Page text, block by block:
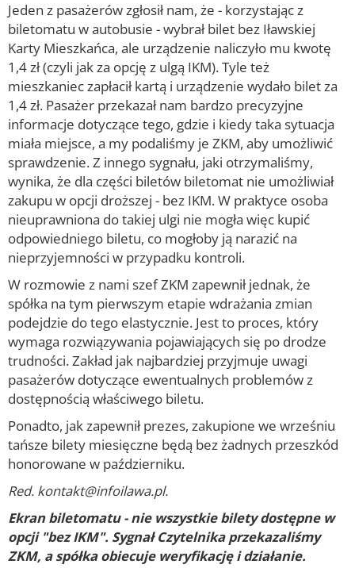
Jeden z pasażerów zgłosił nam, że - korzystając z
biletomatu w autobusie - wybrał bilet bez Iławskiej
Karty Mieszkańca, ale urządzenie naliczyło mu kwotę
1,4 zł (czyli jak za opcję z ulgą IKM). Tyle też
mieszkaniec zapłacił kartą i urządzenie wydało bilet za
1,4 zł. Pasażer przekazał nam bardzo precyzyjne
informacje dotyczące tego, gdzie i kiedy taka sytuacja
miała miejsce, a my podaliśmy je ZKM, aby umożliwić
sprawdzenie. Z innego sygnału, jaki otrzymaliśmy,
wynika, że dla części biletów biletomat nie umożliwiał
zakupu w opcji droższej - bez IKM. W praktyce osoba
nieuprawniona do takiej ulgi nie mogła więc kupić
odpowiedniego biletu, co mogłoby ją narazić na
nieprzyjemności w przypadku kontroli.
W rozmowie z nami szef ZKM zapewnił jednak, że
spółka na tym pierwszym etapie wdrażania zmian
podejdzie do tego elastycznie. Jest to proces, który
wymaga rozwiązywania pojawiających się po drodze
trudności. Zakład jak najbardziej przyjmuje uwagi
pasażerów dotyczące ewentualnych problemów z
dostępnością właściwego biletu.
Ponadto, jak zapewnił prezes, zakupione we wrześniu
tańsze bilety miesięczne będą bez żadnych przeszkód
honorowane w październiku.
Red. kontakt@infoilawa.pl.
Ekran biletomatu - nie wszystkie bilety dostępne w
opcji "bez IKM". Sygnał Czytelnika przekazaliśmy
ZKM, a spółka obiecuje weryfikację i działanie.